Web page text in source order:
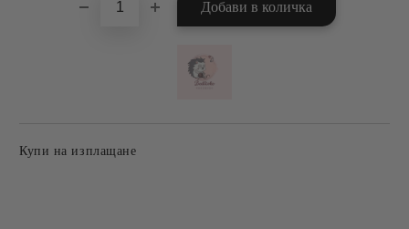
Купи на изплащане